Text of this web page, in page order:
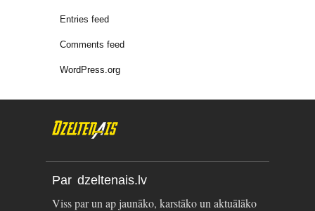
Entries feed
Comments feed
WordPress.org
Par dzeltenais.lv
Viss par un ap jaunāko, karstāko un aktuālāko